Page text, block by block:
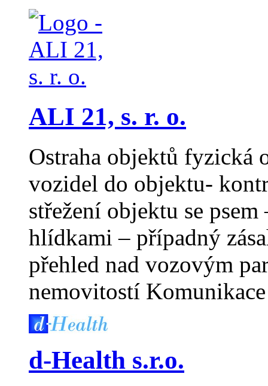
ALI 21, s. r. o.
Ostraha objektů fyzická
vozidel do objektu-
střežení objektu se
hlídkami – případný
přehled nad vozovým
nemovitostí
d-Health s.r.o.